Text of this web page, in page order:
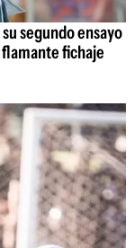
segundo ensayo
fichaje